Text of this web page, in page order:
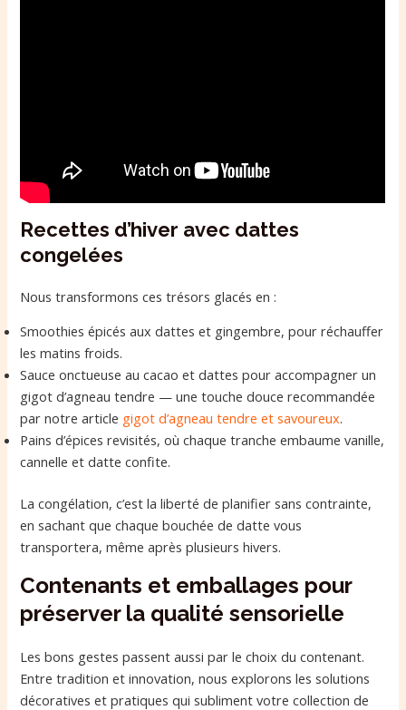
Recettes d’hiver avec dattes
congelées
Nous transformons ces trésors glacés en :
Smoothies épicés aux dattes et gingembre, pour réchauffer
les matins froids.
Sauce onctueuse au cacao et dattes pour accompagner un
gigot d’agneau tendre — une touche douce recommandée
par notre article gigot d’agneau tendre et savoureux.
Pains d’épices revisités, où chaque tranche embaume vanille,
cannelle et datte confite.
La congélation, c’est la liberté de planifier sans contrainte,
en sachant que chaque bouchée de datte vous
transportera, même après plusieurs hivers.
Contenants et emballages pour
préserver la qualité sensorielle
Les bons gestes passent aussi par le choix du contenant.
Entre tradition et innovation, nous explorons les solutions
décoratives et pratiques qui subliment votre collection de